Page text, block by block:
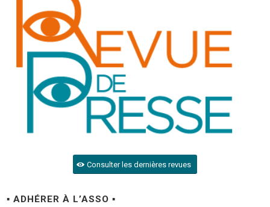
Consulter les dernières revues
▪ ADHÉRER À L’ASSO ▪